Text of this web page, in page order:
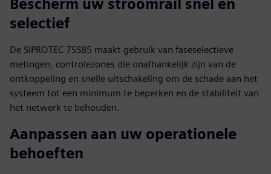
Bescherm uw stroomrail snel en
selectief
De SIPROTEC 7SS85 maakt gebruik van faseselectieve
metingen, controlezones die onafhankelijk zijn van de
ontkoppeling en snelle uitschakeling om de schade aan het
systeem tot een minimum te beperken en de stabiliteit van
het netwerk te behouden.
Aanpassen aan uw operationele
behoeften